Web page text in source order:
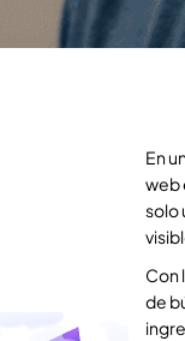
En
web
solo
Con
de